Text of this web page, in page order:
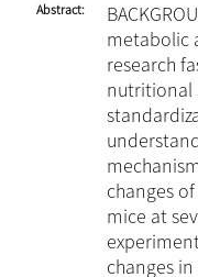
Abstract
metabolic
research
nutritional
changes
mice at
changes